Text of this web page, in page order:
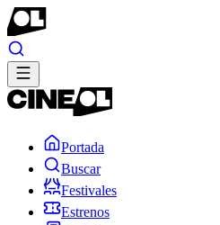
Portada
Buscar
Festivales
Estrenos